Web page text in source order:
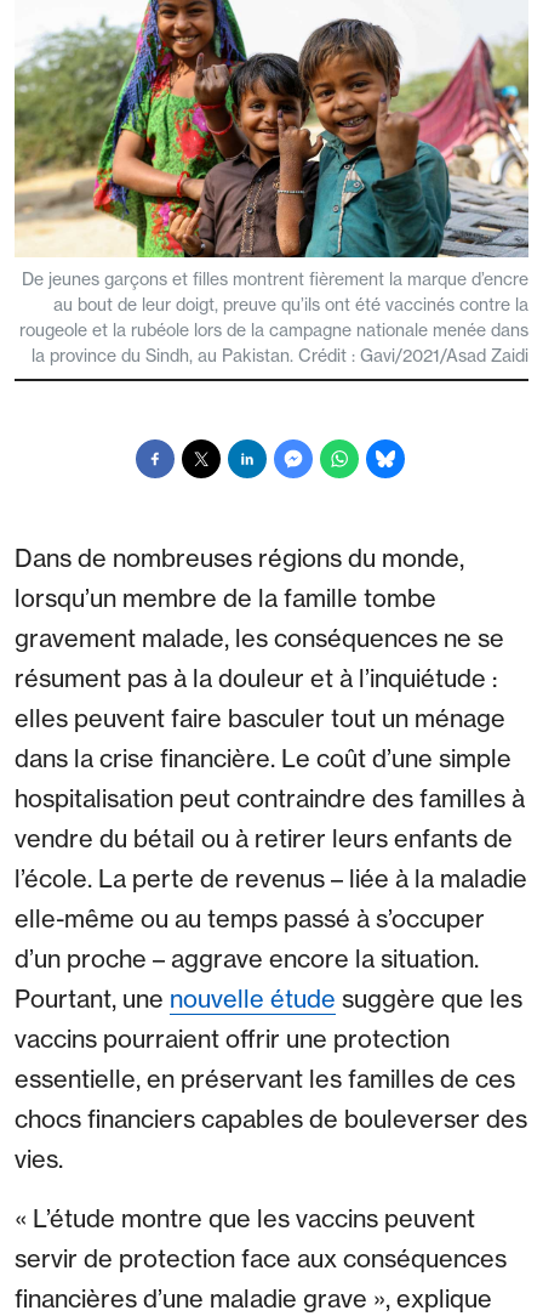
De jeunes garçons et filles montrent fièrement la marque d’encre
au bout de leur doigt, preuve qu’ils ont été vaccinés contre la
rougeole et la rubéole lors de la campagne nationale menée dans
la province du Sindh, au Pakistan. Crédit : Gavi/2021/Asad Zaidi
Dans de nombreuses régions du monde,
lorsqu’un membre de la famille tombe
gravement malade, les conséquences ne se
résument pas à la douleur et à l’inquiétude :
elles peuvent faire basculer tout un ménage
dans la crise financière. Le coût d’une simple
hospitalisation peut contraindre des familles à
vendre du bétail ou à retirer leurs enfants de
l’école. La perte de revenus – liée à la maladie
elle-même ou au temps passé à s’occuper
d’un proche – aggrave encore la situation.
Pourtant, une nouvelle étude suggère que les
vaccins pourraient offrir une protection
essentielle, en préservant les familles de ces
chocs financiers capables de bouleverser des
vies.
« L’étude montre que les vaccins peuvent
servir de protection face aux conséquences
financières d’une maladie grave », explique